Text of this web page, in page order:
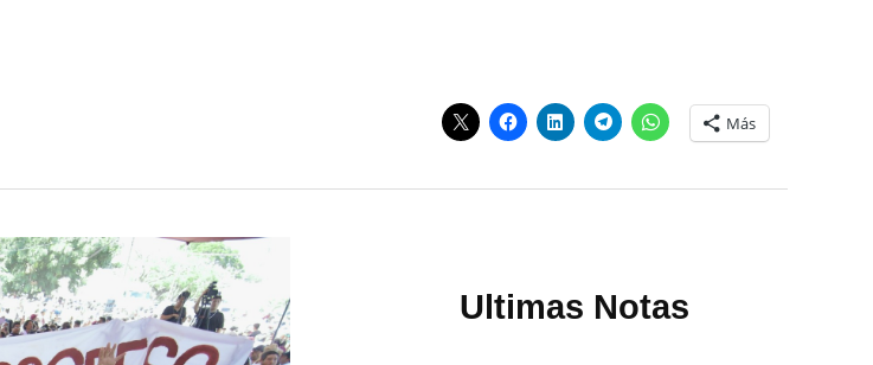
Más
Ultimas Notas